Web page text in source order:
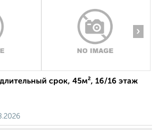
›
срок, 45м², 16/16 этаж